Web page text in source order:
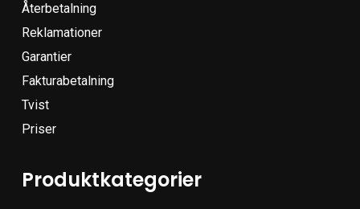
Återbetalning
Reklamationer
Garantier
Fakturabetalning
Tvist
Priser
Produktkategorier